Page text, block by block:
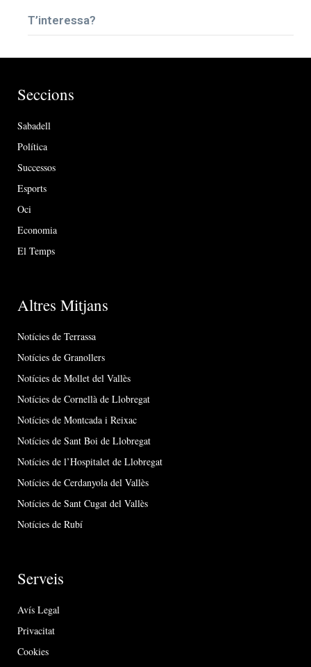
T’interessa?
Seccions
Sabadell
Política
Successos
Esports
Oci
Economia
El Temps
Altres Mitjans
Notícies de Terrassa
Notícies de Granollers
Notícies de Mollet del Vallès
Notícies de Cornellà de Llobregat
Notícies de Montcada i Reixac
Notícies de Sant Boi de Llobregat
Notícies de l’Hospitalet de Llobregat
Notícies de Cerdanyola del Vallès
Notícies de Sant Cugat del Vallès
Notícies de Rubí
Serveis
Avís Legal
Privacitat
Cookies